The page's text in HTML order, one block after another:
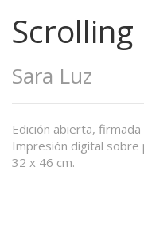
Scrolling
Sara Luz
Edición abierta,
Impresión digital sobre
32 x 46 cm.